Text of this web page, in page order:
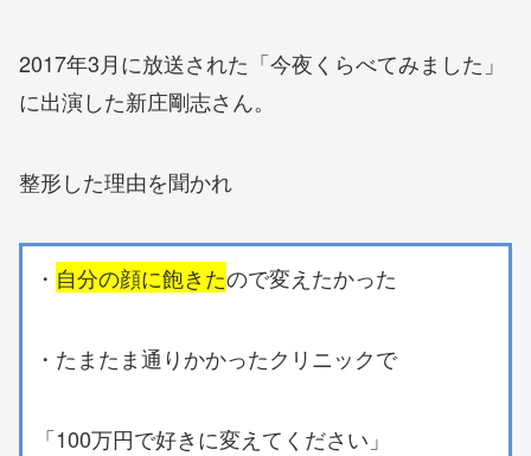
2017年3月に放送された「今夜くらべてみました」
に出演した新庄剛志さん。
整形した理由を聞かれ
・ 自分の顔に飽きたので変えたかった
・たまたま通りかかったクリニックで
「100万円で好きに変えてください」